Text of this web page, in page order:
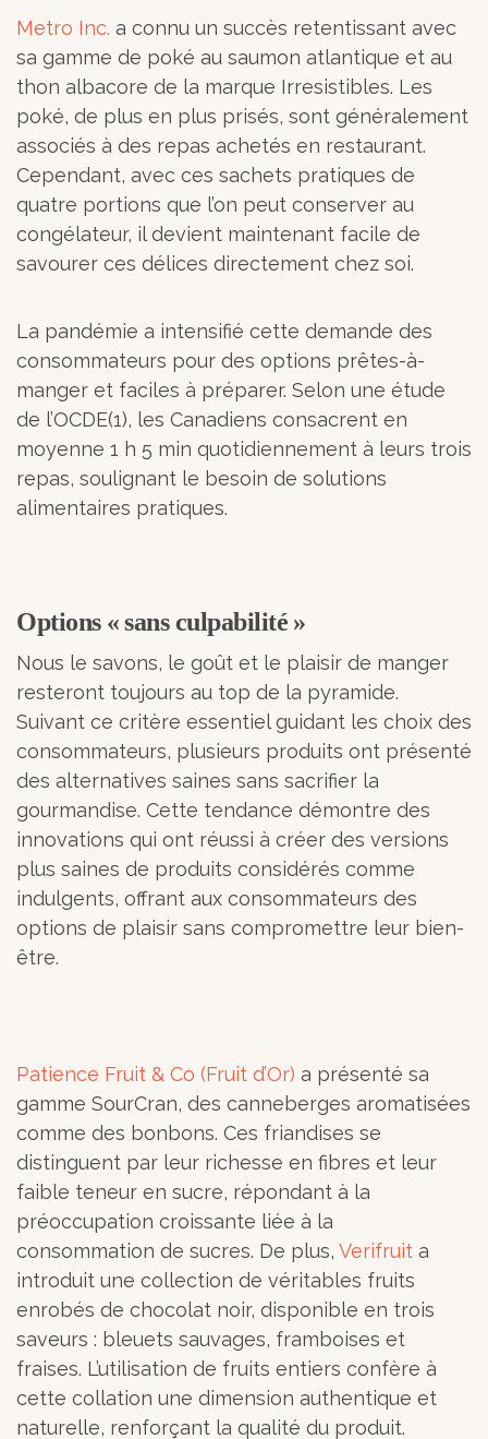
Metro Inc. a connu un succès retentissant avec
sa gamme de poké au saumon atlantique et au
thon albacore de la marque Irresistibles. Les
poké, de plus en plus prisés, sont généralement
associés à des repas achetés en restaurant.
Cependant, avec ces sachets pratiques de
quatre portions que l’on peut conserver au
congélateur, il devient maintenant facile de
savourer ces délices directement chez soi.
La pandémie a intensifié cette demande des
consommateurs pour des options prêtes-à-
manger et faciles à préparer. Selon une étude
de l’OCDE(1), les Canadiens consacrent en
moyenne 1 h 5 min quotidiennement à leurs trois
repas, soulignant le besoin de solutions
alimentaires pratiques.
Options « sans culpabilité »
Nous le savons, le goût et le plaisir de manger
resteront toujours au top de la pyramide.
Suivant ce critère essentiel guidant les choix des
consommateurs, plusieurs produits ont présenté
des alternatives saines sans sacrifier la
gourmandise. Cette tendance démontre des
innovations qui ont réussi à créer des versions
plus saines de produits considérés comme
indulgents, offrant aux consommateurs des
options de plaisir sans compromettre leur bien-
être.
Patience Fruit & Co (Fruit d’Or) a présenté sa
gamme SourCran, des canneberges aromatisées
comme des bonbons. Ces friandises se
distinguent par leur richesse en fibres et leur
faible teneur en sucre, répondant à la
préoccupation croissante liée à la
consommation de sucres. De plus, Verifruit a
introduit une collection de véritables fruits
enrobés de chocolat noir, disponible en trois
saveurs : bleuets sauvages, framboises et
fraises. L’utilisation de fruits entiers confère à
cette collation une dimension authentique et
naturelle, renforçant la qualité du produit.